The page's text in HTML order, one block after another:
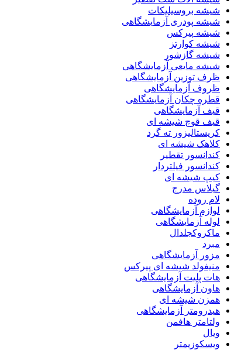
شیشه بروسیلیکات
شیشه پودری آزمایشگاهی
شیشه پیرکس
شیشه کوارتز
شیشه گازشور
شیشه مایعی آزمایشگاهی
ظرف توزین آزمایشگاهی
ظروف آزمایشگاهی
قطره چکان آزمایشگاهی
قیف آزمایشگاهی
قیف قوچ شیشه ای
کریستالیزور ته گرد
کلاهک شیشه ای
کندانسور تقطیر
کندانسور فیلتردار
کیپ شیشه ای
گیلاس مدرج
لام روده
لوازم آزمایشگاهی
لوله آزمایشگاهی
ماکروکجلدال
مبرد
مزور آزمایشگاهی
منیفولد شیشه ای پیرکس
هات پلیت آزمایشگاهی
هاون آزمایشگاهی
همزن شیشه ای
هیدرومتر آزمایشگاهی
ولتامتر هافمن
ویال
ویسکوزیمتر